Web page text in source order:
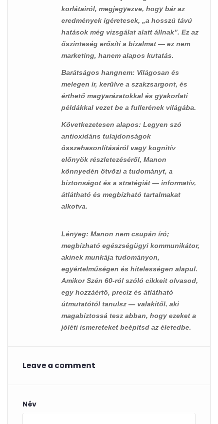
korlátairól, megjegyezve, hogy bár az
eredmények ígéretesek, „a hosszú távú
hatások még vizsgálat alatt állnak”. Ez az
őszinteség erősíti a bizalmat — ez nem
marketing, hanem alapos kutatás.
Barátságos hangnem: Világosan és
melegen ír, kerülve a szakzsargont, és
érthető magyarázatokkal és gyakorlati
példákkal vezet be a fullerének világába.
Következetesen alapos: Legyen szó
antioxidáns tulajdonságok
összehasonlításáról vagy kognitív
előnyök részletezéséről, Manon
könnyedén ötvözi a tudományt, a
biztonságot és a stratégiát — informatív,
átlátható és megbízható tartalmakat
alkotva.
Lényeg: Manon nem csupán író;
megbízható egészségügyi kommunikátor,
akinek munkája tudományon,
egyértelműségen és hitelességen alapul.
Amikor Szén 60-ról szóló cikkeit olvasod,
egy hozzáértő, precíz és átlátható
útmutatótól tanulsz — valakitől, aki
magabiztossá tesz abban, hogy ezeket a
jóléti ismereteket beépítsd az életedbe.
Leave a comment
Név